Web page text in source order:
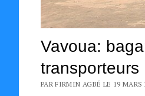
Vavoua:
transporteurs
PAR FIRMIN AGBÉ LE 19 MARS